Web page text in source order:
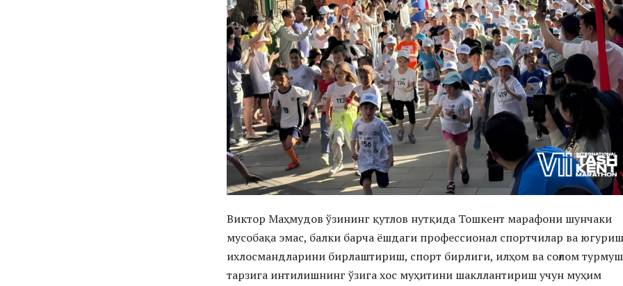
Виктор Маҳмудов ўзининг қутлов нутқида Тошкент марафони шунчаки
мусобақа эмас, балки барча ёшдаги профессионал спортчилар ва югуриш
ихлосмандларини бирлаштириш, спорт бирлиги, илҳом ва соғлом турмуш
тарзига интилишнинг ўзига хос муҳитини шакллантириш учун муҳим